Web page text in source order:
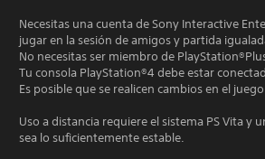
Necesitas una cuenta de Sony Interactive
jugar en la sesión de amigos y partida
No necesitas ser miembro de
Tu consola PlayStation®4 debe estar
Es posible que se realicen cambios en el
Uso a distancia requiere el sistema PS Vita y
sea lo suficientemente estable.